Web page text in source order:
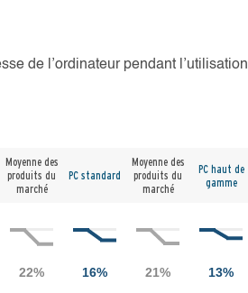
de l’ordinateur pendant l’utilisation
Moyenne des
produits du
marché
PC standard
Moyenne des
produits du
marché
PC haut de
gamme